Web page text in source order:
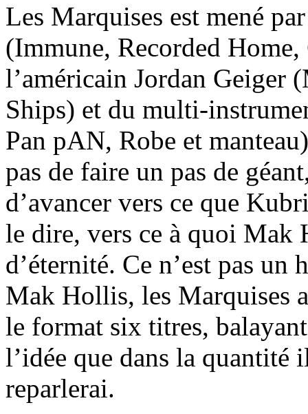
Les Marquises est mené
(Immune, Recorded
l’américain Jordan Geiger
Ships) et du multi-
Pan pAN, Robe et
pas de faire un pas de
d’avancer vers ce que
le dire, vers ce à quoi Mak
d’éternité. Ce n’est pas un
Mak Hollis, les Marquises
le format six titres,
l’idée que dans la quantité
reparlerai.